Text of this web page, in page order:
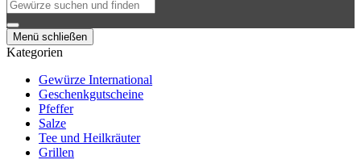
Menü schließen
Kategorien
Gewürze International
Geschenkgutscheine
Pfeffer
Salze
Tee und Heilkräuter
Grillen